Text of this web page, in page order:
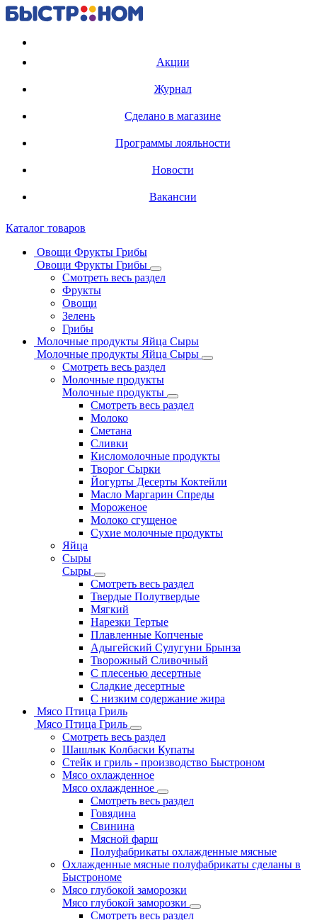
Акции
Журнал
Сделано в магазине
Программы лояльности
Новости
Вакансии
Каталог товаров
Овощи Фрукты Грибы
Овощи Фрукты Грибы
Смотреть весь раздел
Фрукты
Овощи
Зелень
Грибы
Молочные продукты Яйца Сыры
Молочные продукты Яйца Сыры
Смотреть весь раздел
Молочные продукты
Молочные продукты
Смотреть весь раздел
Молоко
Сметана
Сливки
Кисломолочные продукты
Творог Сырки
Йогурты Десерты Коктейли
Масло Маргарин Спреды
Мороженое
Молоко сгущеное
Сухие молочные продукты
Яйца
Сыры
Сыры
Смотреть весь раздел
Твердые Полутвердые
Мягкий
Нарезки Тертые
Плавленные Копченые
Адыгейский Сулугуни Брынза
Творожный Сливочный
С плесенью десертные
Сладкие десертные
С низким содержание жира
Мясо Птица Гриль
Мясо Птица Гриль
Смотреть весь раздел
Шашлык Колбаски Купаты
Стейк и гриль - производство Быстроном
Мясо охлажденное
Мясо охлажденное
Смотреть весь раздел
Говядина
Свинина
Мясной фарш
Полуфабрикаты охлажденные мясные
Охлажденные мясные полуфабрикаты сделаны в
Быстрономе
Мясо глубокой заморозки
Мясо глубокой заморозки
Смотреть весь раздел